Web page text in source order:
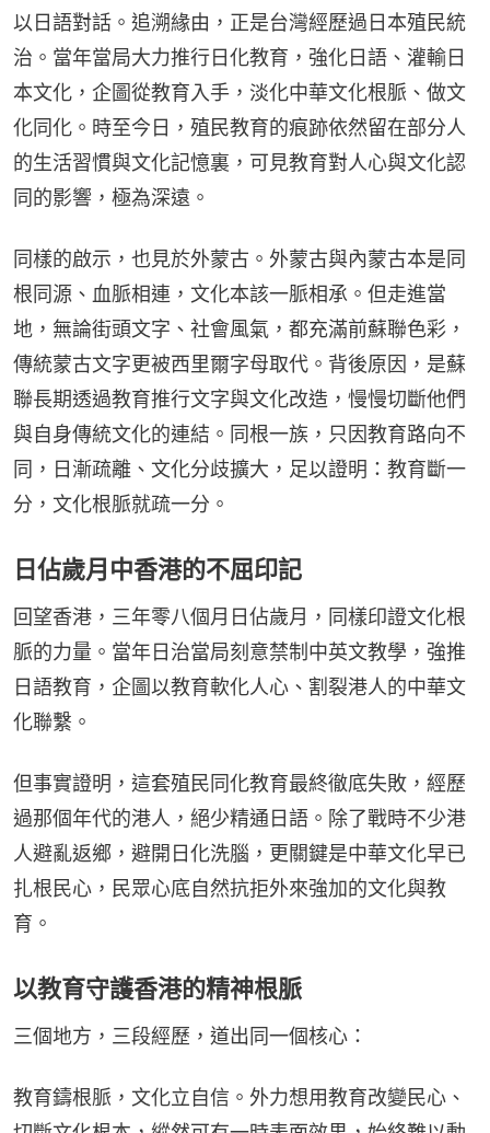
以日語對話。追溯緣由，正是台灣經歷過日本殖民統
治。當年當局大力推行日化教育，強化日語、灌輸日
本文化，企圖從教育入手，淡化中華文化根脈、做文
化同化。時至今日，殖民教育的痕跡依然留在部分人
的生活習慣與文化記憶裏，可見教育對人心與文化認
同的影響，極為深遠。
同樣的啟示，也見於外蒙古。外蒙古與內蒙古本是同
根同源、血脈相連，文化本該一脈相承。但走進當
地，無論街頭文字、社會風氣，都充滿前蘇聯色彩，
傳統蒙古文字更被西里爾字母取代。背後原因，是蘇
聯長期透過教育推行文字與文化改造，慢慢切斷他們
與自身傳統文化的連結。同根一族，只因教育路向不
同，日漸疏離、文化分歧擴大，足以證明：教育斷一
分，文化根脈就疏一分。
日佔歲月中香港的不屈印記
回望香港，三年零八個月日佔歲月，同樣印證文化根
脈的力量。當年日治當局刻意禁制中英文教學，強推
日語教育，企圖以教育軟化人心、割裂港人的中華文
化聯繫。
但事實證明，這套殖民同化教育最終徹底失敗，經歷
過那個年代的港人，絕少精通日語。除了戰時不少港
人避亂返鄉，避開日化洗腦，更關鍵是中華文化早已
扎根民心，民眾心底自然抗拒外來強加的文化與教
育。
以教育守護香港的精神根脈
三個地方，三段經歷，道出同一個核心：
教育鑄根脈，文化立自信。外力想用教育改變民心、